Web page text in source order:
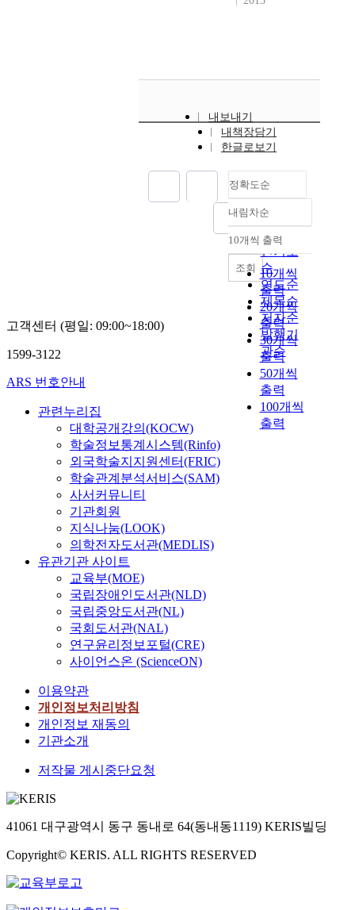
내보내기
내책장담기
한글로보기
정확도순
정확도
순
인기도
순
연도순
제목순
저자순
발행기
관순
내림차순
내림차순
10개씩 출력
10개씩
출력
20개씩
출력
30개씩
출력
50개씩
출력
100개씩
출력
조회
고객센터 (평일: 09:00~18:00)
1599-3122
ARS 번호안내
관련누리집
대학공개강의(KOCW)
학술정보통계시스템(Rinfo)
외국학술지지원센터(FRIC)
학술관계분석서비스(SAM)
사서커뮤니티
기관회원
지식나눔(LOOK)
의학전자도서관(MEDLIS)
유관기관 사이트
교육부(MOE)
국립장애인도서관(NLD)
국립중앙도서관(NL)
국회도서관(NAL)
연구윤리정보포털(CRE)
사이언스온 (ScienceON)
이용약관
개인정보처리방침
개인정보 재동의
기관소개
저작물 게시중단요청
41061 대구광역시 동구 동내로 64(동내동1119) KERIS빌딩
Copyright© KERIS. ALL RIGHTS RESERVED